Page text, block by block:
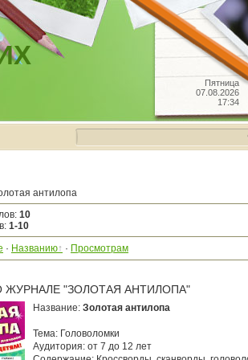
Пятница
07.08.2026
17:34
антилопа
: 10
: 1-10
· Названию · Просмотрам
"ЗОЛОТАЯ АНТИЛОПА"
Название: Золотая антилопа
Тема: Головоломки
Аудитория: от 7 до 12 лет